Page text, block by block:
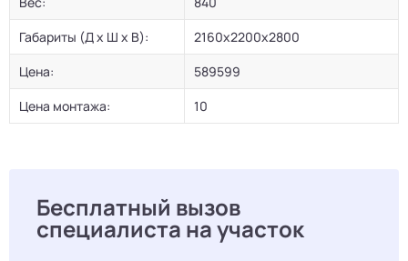
Габариты (Д х Ш х В):
2160x2200x2800
Цена:
589599
Цена монтажа:
10
Бесплатный вызов
специалиста на участок